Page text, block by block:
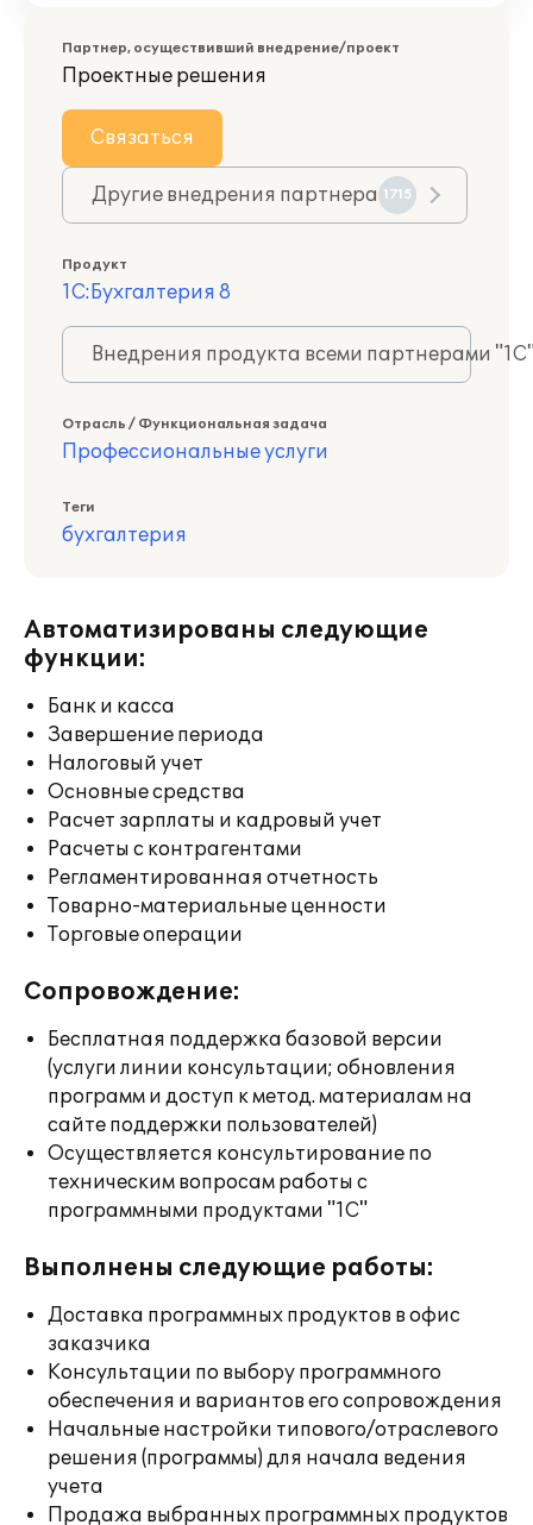
Партнер, осуществивший внедрение/проект
Проектные решения
Связаться
Другие внедрения партнера 1715
Продукт
1С:Бухгалтерия 8
Внедрения продукта всеми партнерами
Отрасль / Функциональная задача
Профессиональные услуги
Теги
бухгалтерия
Автоматизированы следующие
функции:
Банк и касса
Завершение периода
Налоговый учет
Основные средства
Расчет зарплаты и кадровый учет
Расчеты с контрагентами
Регламентированная отчетность
Товарно-материальные ценности
Торговые операции
Сопровождение:
Бесплатная поддержка базовой версии
(услуги линии консультации; обновления
программ и доступ к метод. материалам на
сайте поддержки пользователей)
Осуществляется консультирование по
техническим вопросам работы с
программными продуктами "1С"
Выполнены следующие работы:
Доставка программных продуктов в офис
заказчика
Консультации по выбору программного
обеспечения и вариантов его сопровождения
Начальные настройки типового/отраслевого
решения (программы) для начала ведения
учета
Продажа выбранных программных продуктов